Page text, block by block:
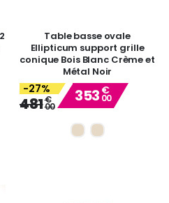
Table basse ovale
Ellipticum support grille
conique Bois Blanc Crème et
Métal Noir
-27%
481€
00
Special
Price
353 €
00